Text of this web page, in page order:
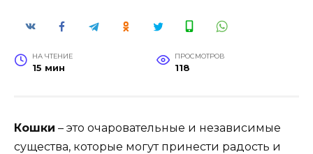
НА ЧТЕНИЕ
15 мин
ПРОСМОТРОВ
118
Кошки – это очаровательные и независимые
существа, которые могут принести радость и